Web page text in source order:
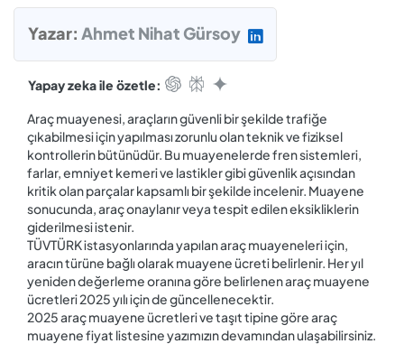
Yazar: Ahmet Nihat Gürsoy
Yapay zeka ile özetle:
Araç muayenesi, araçların güvenli bir şekilde trafiğe
çıkabilmesi için yapılması zorunlu olan teknik ve fiziksel
kontrollerin bütünüdür. Bu muayenelerde fren sistemleri,
farlar, emniyet kemeri ve lastikler gibi güvenlik açısından
kritik olan parçalar kapsamlı bir şekilde incelenir. Muayene
sonucunda, araç onaylanır veya tespit edilen eksikliklerin
giderilmesi istenir.
TÜVTÜRK istasyonlarında yapılan araç muayeneleri için,
aracın türüne bağlı olarak muayene ücreti belirlenir. Her yıl
yeniden değerleme oranına göre belirlenen araç muayene
ücretleri 2025 yılı için de güncellenecektir.
2025 araç muayene ücretleri ve taşıt tipine göre araç
muayene fiyat listesine yazımızın devamından ulaşabilirsiniz.